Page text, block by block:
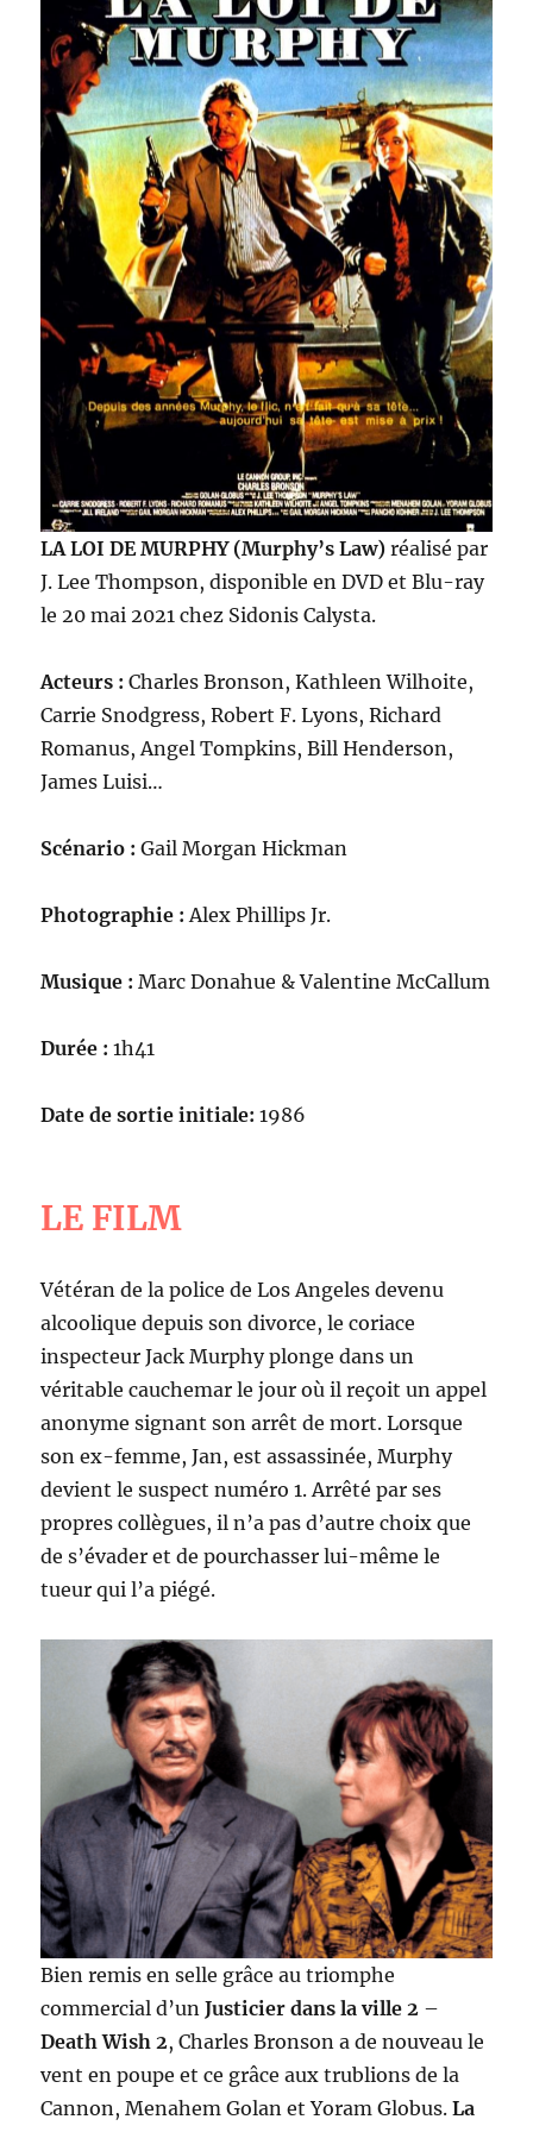
LA LOI DE MURPHY (Murphy’s Law)réalisé par
J. Lee Thompson, disponible en DVD et Blu-ray
le 20 mai 2021 chez Sidonis Calysta.
Acteurs : Charles Bronson, Kathleen Wilhoite,
Carrie Snodgress, Robert F. Lyons, Richard
Romanus, Angel Tompkins, Bill Henderson,
James Luisi…
Scénario :Gail Morgan Hickman
Photographie : Alex Phillips Jr.
Musique :Marc Donahue & Valentine McCallum
Durée : 1h41
Date de sortie initiale: 1986
LE FILM
Vétéran de la police de Los Angeles devenu
alcoolique depuis son divorce, le coriace
inspecteur Jack Murphy plonge dans un
véritable cauchemar le jour où il reçoit un appel
anonyme signant son arrêt de mort. Lorsque
son ex-femme, Jan, est assassinée, Murphy
devient le suspect numéro 1. Arrêté par ses
propres collègues, il n’a pas d’autre choix que
de s’évader et de pourchasser lui-même le
tueur qui l’a piégé.
Bien remis en selle grâce au triomphe
commercial d’unJusticier dans la ville 2 –
Death Wish 2, Charles Bronson a de nouveau le
vent en poupe et ce grâce aux trublions de la
Cannon, Menahem Golan et Yoram Globus.La